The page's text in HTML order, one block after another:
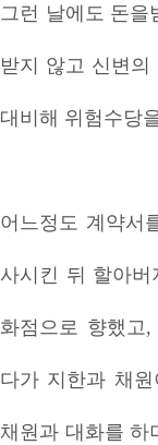
그런 날에도 돈을
받지 않고 신변
대비해 위험수당
어느정도 계약서
사시킨 뒤 할아
화점으로 향했고
다가 지한과 채
채원과 대화를 하